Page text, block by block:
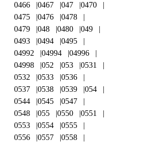
0466
0467 047
0470
0475
0476
0478
0479
048 0480
049
0493
0494
0495
04992
04994
04996
04998
052 053
0531
0532
0533
0536
0537
0538 0539
054
0544
0545
0547
0548
055 0550
0551
0553
0554
0555
0556
0557
0558